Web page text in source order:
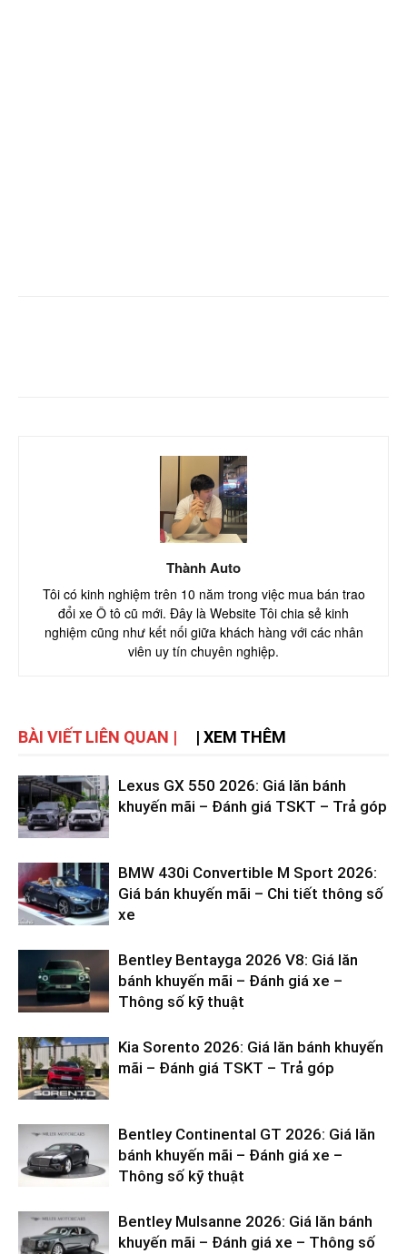
Thành Auto
Tôi có kinh nghiệm trên 10 năm trong việc mua bán trao
đổi xe Ô tô cũ mới. Đây là Website Tôi chia sẻ kinh
nghiệm cũng như kết nối giữa khách hàng với các nhân
viên uy tín chuyên nghiệp.
BÀI VIẾT LIÊN QUAN | | XEM THÊM
Lexus GX 550 2026: Giá lăn bánh
khuyến mãi – Đánh giá TSKT – Trả góp
BMW 430i Convertible M Sport 2026:
Giá bán khuyến mãi – Chi tiết thông số
xe
Bentley Bentayga 2026 V8: Giá lăn
bánh khuyến mãi – Đánh giá xe –
Thông số kỹ thuật
Kia Sorento 2026: Giá lăn bánh khuyến
mãi – Đánh giá TSKT – Trả góp
Bentley Continental GT 2026: Giá lăn
bánh khuyến mãi – Đánh giá xe –
Thông số kỹ thuật
Bentley Mulsanne 2026: Giá lăn bánh
khuyến mãi – Đánh giá xe – Thông số